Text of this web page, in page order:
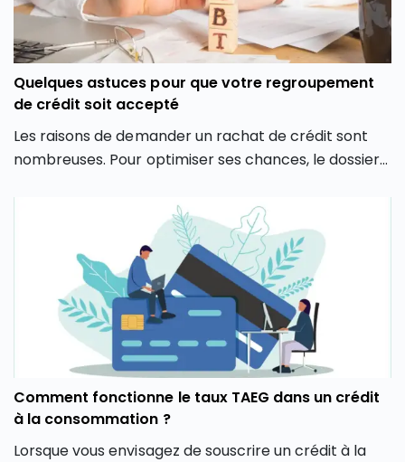
Quelques astuces pour que votre regroupement
de crédit soit accepté
Les raisons de demander un rachat de crédit sont
nombreuses. Pour optimiser ses chances, le dossier
Comment fonctionne le taux TAEG dans un crédit
à la consommation ?
Lorsque vous envisagez de souscrire un crédit à la